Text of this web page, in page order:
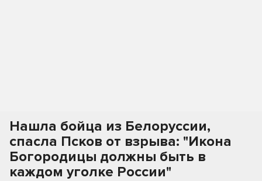
Нашла бойца из Белоруссии,
спасла Псков от взрыва: "Икона
Богородицы должны быть в
каждом уголке России"